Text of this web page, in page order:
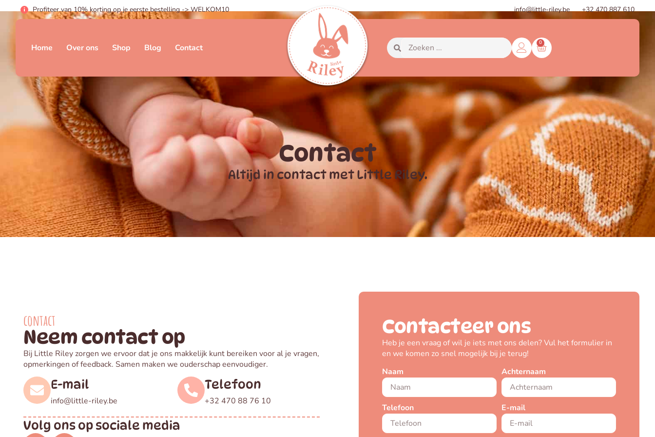
Profiteer van 10% korting op je eerste bestelling -> WELKOM10 info@little-riley.be +32 470 887 610
Home Over ons Shop Blog Contact 0
Contact
Altijd in contact met Little Riley.
contact
Neem contact op
Bij Little Riley zorgen we ervoor dat je ons makkelijk kunt bereiken voor al je vragen,
opmerkingen of feedback. Samen maken we ouderschap eenvoudiger.
E-mail
info@little-riley.be
Telefoon
+32 470 88 76 10
Volg ons op sociale media
Contacteer ons
Heb je een vraag of wil je iets met ons delen? Vul het formulier in
en we komen zo snel mogelijk bij je terug!
Naam
Achternaam
Telefoon E-mail